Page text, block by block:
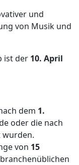
und
von Musik und
ist der 10. April
dem 1.
oder die nach
wurden.
von 15